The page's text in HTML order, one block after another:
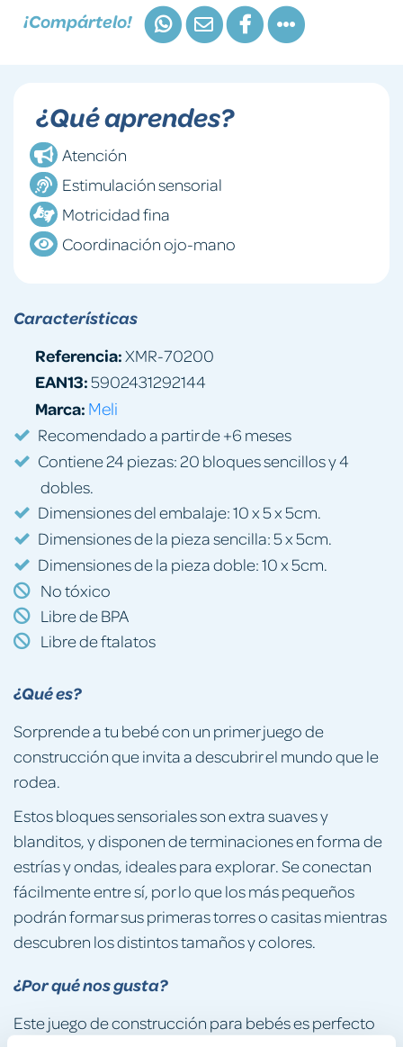
¡Compártelo!
¿Qué es?
Sorprende a tu bebé con un primer juego de
construcción que invita a descubrir el mundo que le
rodea.
Estos bloques sensoriales son extra suaves y
blanditos, y disponen de terminaciones en forma de
estrías y ondas, ideales para explorar. Se conectan
fácilmente entre sí, por lo que los más pequeños
podrán formar sus primeras torres o casitas mientras
descubren los distintos tamaños y colores.
¿Por qué nos gusta?
Este juego de construcción para bebés es perfecto
¿Qué aprendes?
Atención
Estimulación sensorial
Motricidad fina
Coordinación ojo-mano
Características
Referencia:XMR-70200
EAN13:5902431292144
Marca: Meli
Recomendado a partir de +6 meses
Contiene 24 piezas: 20 bloques sencillos y 4
dobles.
Dimensiones del embalaje: 10 x 5 x 5cm.
Dimensiones de la pieza sencilla: 5 x 5cm.
Dimensiones de la pieza doble: 10 x 5cm.
No tóxico
Libre de BPA
Libre de ftalatos